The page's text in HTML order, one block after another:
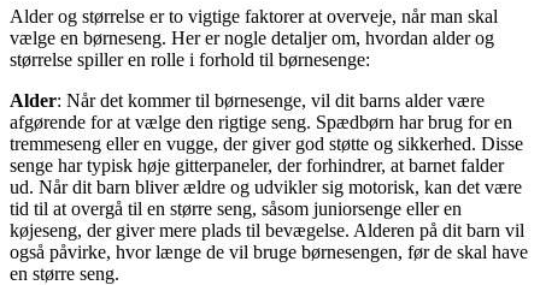
Alder og størrelse er to vigtige faktorer at overveje, når man skal
vælge en børneseng. Her er nogle detaljer om, hvordan alder og
størrelse spiller en rolle i forhold til børnesenge:
Alder: Når det kommer til børnesenge, vil dit barns alder være
afgørende for at vælge den rigtige seng. Spædbørn har brug for en
tremmeseng eller en vugge, der giver god støtte og sikkerhed. Disse
senge har typisk høje gitterpaneler, der forhindrer, at barnet falder
ud. Når dit barn bliver ældre og udvikler sig motorisk, kan det være
tid til at overgå til en større seng, såsom juniorsenge eller en
køjeseng, der giver mere plads til bevægelse. Alderen på dit barn vil
også påvirke, hvor længe de vil bruge børnesengen, før de skal have
en større seng.